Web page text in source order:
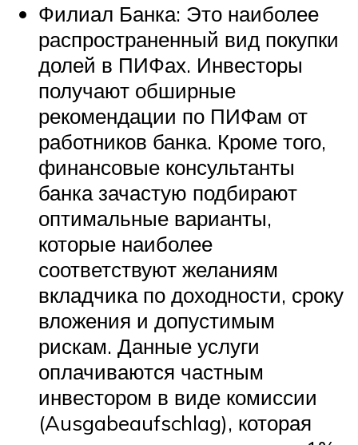
Филиал Банка: Это наиболее
распространенный вид покупки
долей в ПИФах. Инвесторы
получают обширные
рекомендации по ПИФам от
работников банка. Кроме того,
финансовые консультанты
банка зачастую подбирают
оптимальные варианты,
которые наиболее
соответствуют желаниям
вкладчика по доходности, сроку
вложения и допустимым
рискам. Данные услуги
оплачиваются частным
инвестором в виде комиссии
(Ausgabeaufschlag), которая